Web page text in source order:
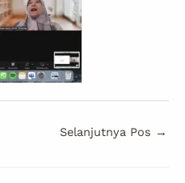
Selanjutnya Pos →